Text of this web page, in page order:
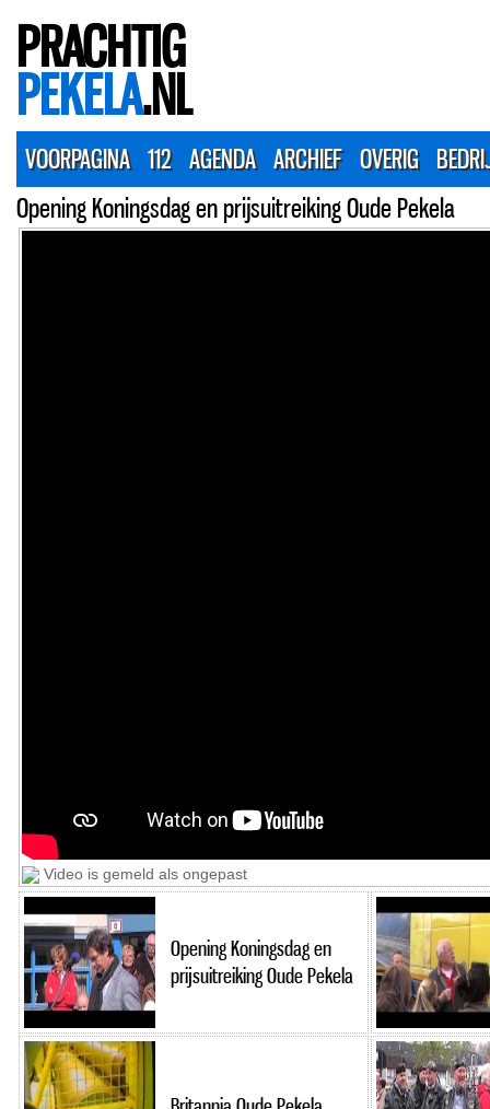
PRACHTIG
PEKELA.NL
VOORPAGINA 112 AGENDA ARCHIEF OVERIG
Opening Koningsdag en prijsuitreiking Oude Pekela
Video is gemeld als ongepast
Opening Koningsdag en
prijsuitreiking Oude Pekela